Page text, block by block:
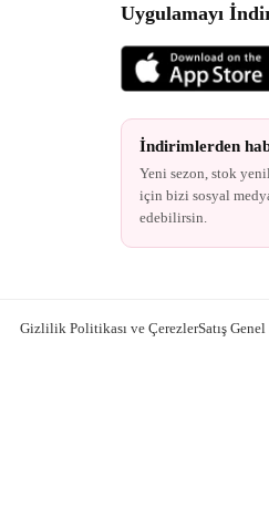
Uygulamayı
İndirimlerden
Yeni sezon, stok
için bizi sosyal
edebilirsin.
Gizlilik Politikası ve ÇerezlerSatış Genel